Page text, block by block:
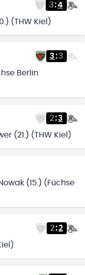
3:4
(THW Kiel)
3:3
Berlin
2:3
(21.) (THW Kiel)
(15.) (Füchse
2:2